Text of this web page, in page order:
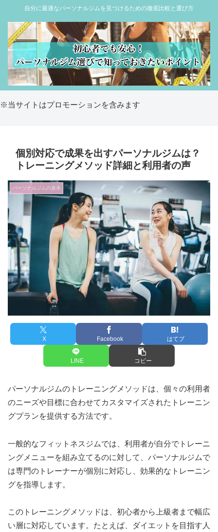
自分に最適なパーソナルジムを見つけるための徹底比較と選び方
※当サイトはプロモーションを含みます
個別対応で成果を出すパーソナルジムは？
トレーニングメソッド詳細と利用者の声
パーソナルジムの基本
X Facebook はてブ
LINE コピー
パーソナルジムのトレーニングメソッドは、個々の利用者
のニーズや目標に合わせてカスタマイズされたトレーニン
グプランを提供する方法です。
一般的なフィットネスジムでは、利用者が自分でトレーニ
ングメニューを組み立てるのに対して、パーソナルジムで
は専門のトレーナーが個別に対応し、効果的なトレーニン
グを指導します。
このトレーニングメソッドは、初心者から上級者まで幅広
い層に対応しています。たとえば、ダイエットを目指す人